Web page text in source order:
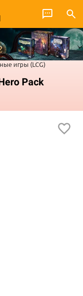
игры (LCG)
Pack